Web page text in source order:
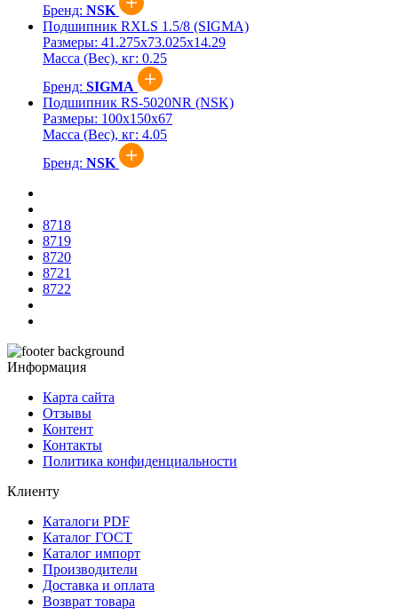
Бренд: NSK
Подшипник RXLS 1.5/8 (SIGMA)
Размеры: 41.275x73.025x14.29
Масса (Вес), кг: 0.25
Бренд: SIGMA
Подшипник RS-5020NR (NSK)
Размеры: 100x150x67
Масса (Вес), кг: 4.05
Бренд: NSK
8718
8719
8720
8721
8722
Информация
Карта сайта
Отзывы
Контент
Контакты
Политика конфиденциальности
Клиенту
Каталоги PDF
Каталог ГОСТ
Каталог импорт
Производители
Доставка и оплата
Возврат товара